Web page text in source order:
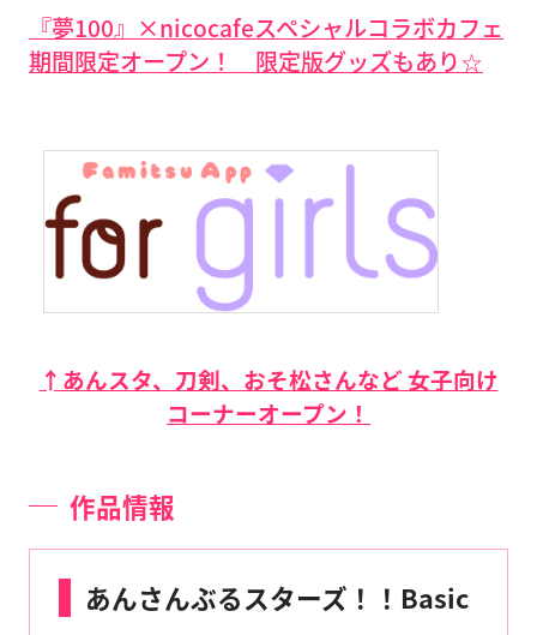
『夢100』×nicocafeスペシャルコラボカフェ
期間限定オープン！ 限定版グッズもあり☆
↑あんスタ、刀剣、おそ松さんなど 女子向け
コーナーオープン！
作品情報
あんさんぶるスターズ！！Basic